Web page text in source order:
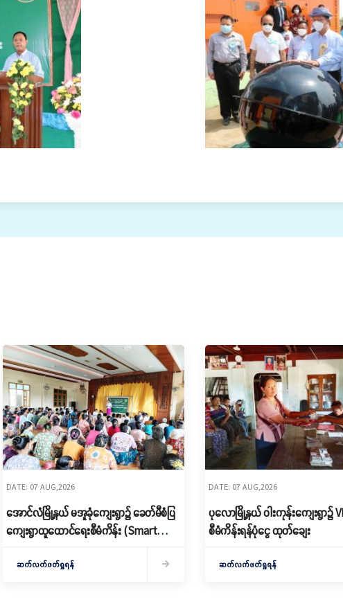
DATE: 07 AUG,2026
အောင်လံမြို့နယ် မအူခုံကျေးရွာ၌ ခေတ်မီစံပြ
ကျေးရွာထူထောင်ရေးစီမံကိန်း (Smart
ဖွဲ့စည်း
ဆက်လက်ဖတ်ရှုရန်
DATE: 07 AUG,2026
ပုလောမြို့နယ် ဝါးကုန်းကျေးရွာ၌
စီမံကိန်းရန်ပုံငွေ ထုတ်ချေး
ဆက်လက်ဖတ်ရှုရန်